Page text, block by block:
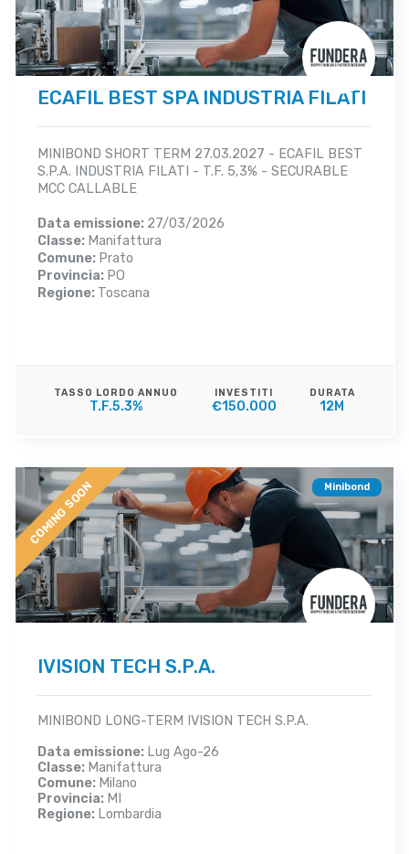
ECAFIL BEST SPA INDUSTRIA FILATI
MINIBOND SHORT TERM 27.03.2027 - ECAFIL BEST
S.P.A. INDUSTRIA FILATI - T.F. 5,3% - SECURABLE
MCC CALLABLE
Data emissione: 27/03/2026
Classe: Manifattura
Comune: Prato
Provincia: PO
Regione: Toscana
TASSO LORDO ANNUO
T.F.5.3%
INVESTITI
€150.000
DURATA
12M
COMING SOON Minibond
IVISION TECH S.P.A.
MINIBOND LONG-TERM IVISION TECH S.P.A.
Data emissione: Lug Ago-26
Classe: Manifattura
Comune: Milano
Provincia: MI
Regione: Lombardia